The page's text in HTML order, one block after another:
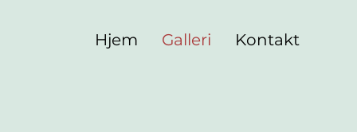
Hjem Galleri Kontakt